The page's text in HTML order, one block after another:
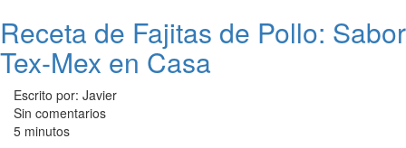
Receta de Fajitas de Pollo: Sabor
Tex-Mex en Casa
Escrito por: Javier
Sin comentarios
5 minutos